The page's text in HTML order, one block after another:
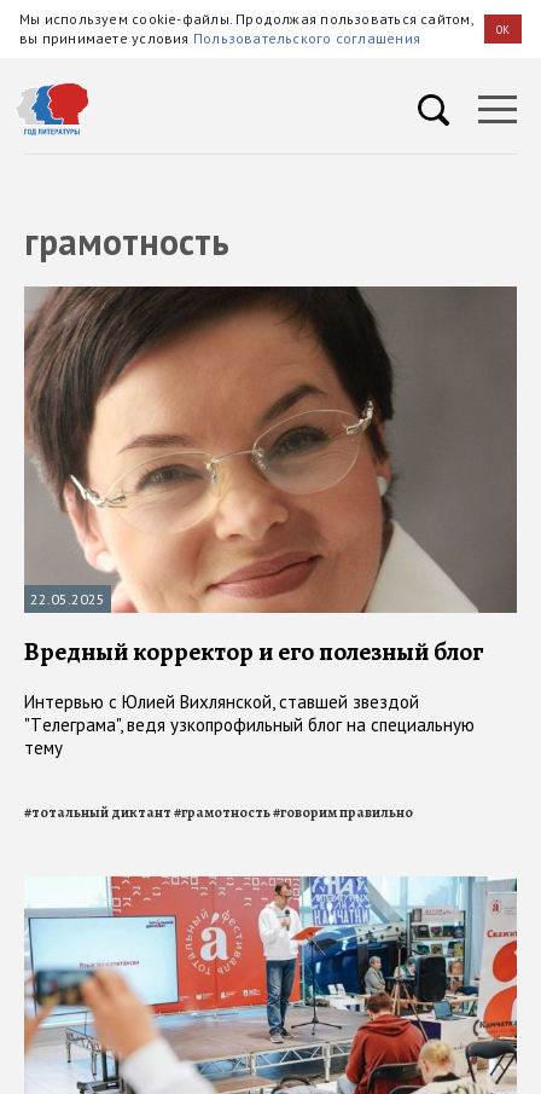
Мы используем cookie-файлы. Продолжая пользоваться сайтом,
вы принимаете условия Пользовательского соглашения OK
грамотность
22.05.2025
Вредный корректор и его полезный блог
Интервью с Юлией Вихлянской, ставшей звездой
"Tелеграма", ведя узкопрофильный блог на специальную
тему
#тотальный диктант#грамотность#говорим правильно